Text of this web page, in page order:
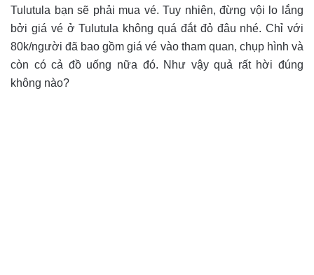
Tulutula bạn sẽ phải mua vé. Tuy nhiên, đừng vội lo lắng
bởi giá vé ở Tulutula không quá đắt đỏ đâu nhé. Chỉ với
80k/người đã bao gồm giá vé vào tham quan, chụp hình và
còn có cả đồ uống nữa đó. Như vậy quả rất hời đúng
không nào?